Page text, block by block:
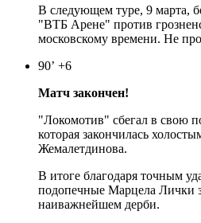
В следующем туре, 9 марта,
"ВТБ Арене" против
московскому времени. Не
90’ +6
Матч закончен!
"Локомотив" сбегал в свою
которая закончилась
Жемалетдинова.
В итоге благодаря точным
подопечные Марцела Лички
наиважнейшем дерби.